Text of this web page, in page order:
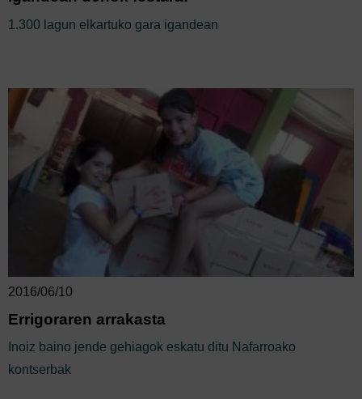
1.300 lagun elkartuko gara igandean
2016/06/10
Errigoraren arrakasta
Inoiz baino jende gehiagok eskatu ditu Nafarroako
kontserbak